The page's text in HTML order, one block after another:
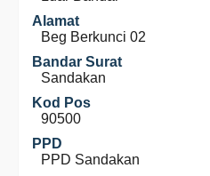
Alamat
Beg Berkunci 02
Bandar Surat
Sandakan
Kod Pos
90500
PPD
PPD Sandakan